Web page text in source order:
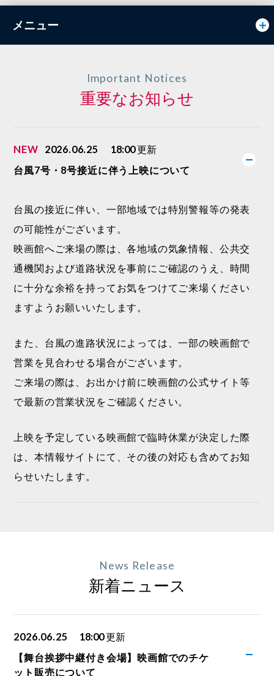
メニュー
Important Notices
重要なお知らせ
NEW 2026.06.25 18:00更新
台風7号・8号接近に伴う上映について
台風の接近に伴い、一部地域では特別警報等の発表
の可能性がございます。
映画館へご来場の際は、各地域の気象情報、公共交
通機関および道路状況を事前にご確認のうえ、時間
に十分な余裕を持ってお気をつけてご来場ください
ますようお願いいたします。
また、台風の進路状況によっては、一部の映画館で
営業を見合わせる場合がございます。
ご来場の際は、お出かけ前に映画館の公式サイト等
で最新の営業状況をご確認ください。
上映を予定している映画館で臨時休業が決定した際
は、本情報サイトにて、その後の対応も含めてお知
らせいたします。
News Release
新着ニュース
2026.06.25 18:00更新
【舞台挨拶中継付き会場】映画館でのチケ
ット販売について